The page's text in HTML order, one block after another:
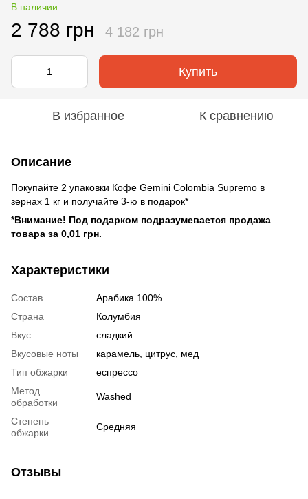
В наличии
2 788 грн 4 182 грн
Купить
В избранное К сравнению
Описание
Покупайте 2 упаковки Кофе Gemini Colombia Supremo в
зернах 1 кг и получайте 3-ю в подарок*
*Внимание! Под подарком подразумевается продажа
товара за 0,01 грн.
Характеристики
Состав
Арабика 100%
Страна
Колумбия
Вкус
сладкий
Вкусовые ноты
карамель, цитрус, мед
Тип обжарки
еспрессо
Метод
обработки
Washed
Степень
обжарки
Средняя
Отзывы